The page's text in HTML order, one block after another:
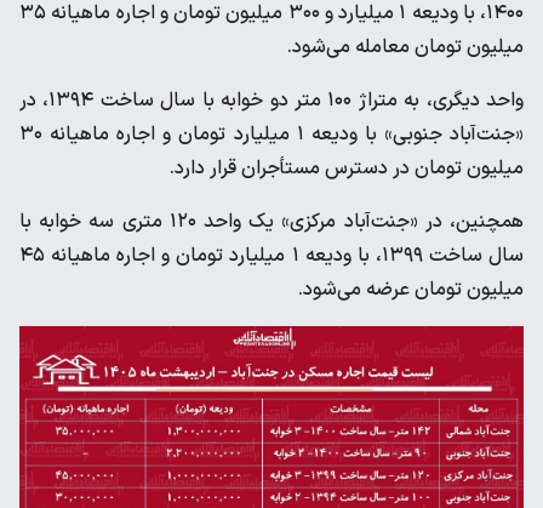
۱۴۰۰، با ودیعه ۱ میلیارد و ۳۰۰ میلیون تومان و اجاره ماهیانه ۳۵
میلیون تومان معامله می‌شود.
واحد دیگری، به متراژ ۱۰۰ متر دو خوابه با سال ساخت ۱۳۹۴، در
«جنت‌آباد جنوبی» با ودیعه ۱ میلیارد تومان و اجاره ماهیانه ۳۰
میلیون تومان در دسترس مستأجران قرار دارد.
همچنین، در «جنت‌آباد مرکزی» یک واحد ۱۲۰ متری سه خوابه با
سال ساخت ۱۳۹۹، با ودیعه ۱ میلیارد تومان و اجاره ماهیانه ۴۵
میلیون تومان عرضه می‌شود.